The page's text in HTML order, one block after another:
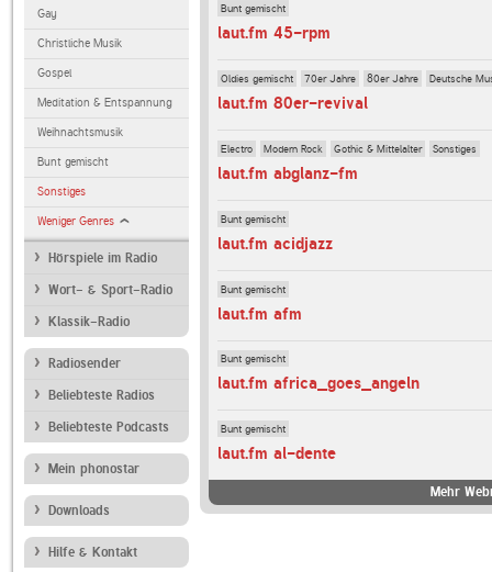
Gay
Christliche Musik
Gospel
Meditation & Entspannung
Weihnachtsmusik
Bunt gemischt
Sonstiges
Weniger Genres
Hörspiele im Radio
Wort- & Sport-Radio
Klassik-Radio
Radiosender
Beliebteste Radios
Beliebteste Podcasts
Mein phonostar
Downloads
Hilfe & Kontakt
Bunt gemischt
laut.fm 45-rpm
Oldies gemischt 70er Jahre 80er Jahre Deutsche
laut.fm 80er-revival
Electro Modern Rock Gothic & Mittelalter Sonstiges
laut.fm abglanz-fm
Bunt gemischt
laut.fm acidjazz
Bunt gemischt
laut.fm afm
Bunt gemischt
laut.fm africa_goes_angeln
Bunt gemischt
laut.fm al-dente
Mehr